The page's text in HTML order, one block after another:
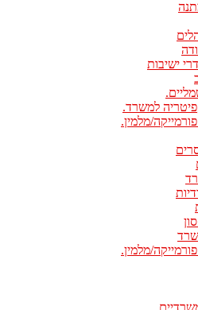
ישיבות
למשרד.
מלמין.
מלמין.